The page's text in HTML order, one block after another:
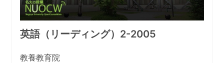
英語（リーディング）2-2005
教養教育院